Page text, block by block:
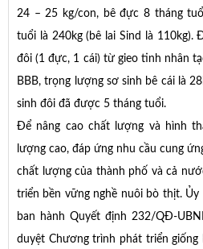
24 – 25 kg/con, bê đực 8 tháng
tuổi là 240kg (bê lai Sind là 110kg).
đôi (1 đực, 1 cái) từ gieo tinh nhân
BBB, trọng lượng sơ sinh bê cái là
sinh đôi đã được 5 tháng tuổi.
Để nâng cao chất lượng và hình
lượng cao, đáp ứng nhu cầu cung
chất lượng của thành phố và cả
triển bền vững nghề nuôi bò thịt.
ban hành Quyết định 232/QĐ-
duyệt Chương trình phát triển giống